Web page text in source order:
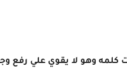
كلمه وهو لا يقوي علي رفع